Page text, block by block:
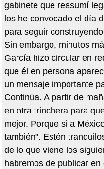
gabinete que reasumí
los he convocado el día
para seguir
Sin embargo, minutos
García hizo circular en
que él en persona
un mensaje importante
Continúa. A partir de
en otra trinchera para
mejor. Porque si a
también". Estén
de lo que viene los
habremos de publicar